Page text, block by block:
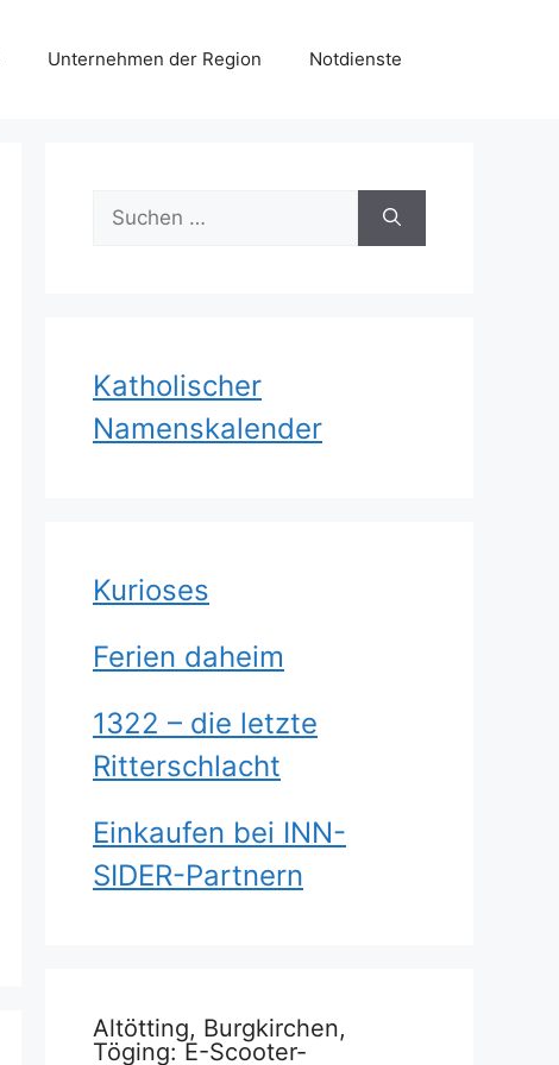
Unternehmen der Region Notdienste
Suchen
nach:
Katholischer
Namenskalender
Kurioses
Ferien daheim
1322 – die letzte
Ritterschlacht
Einkaufen bei INN-
SIDER-Partnern
Altötting, Burgkirchen,
Töging: E-Scooter-